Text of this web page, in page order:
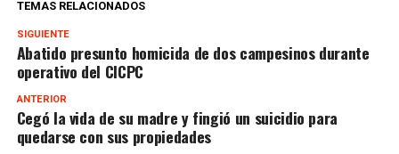
TEMAS RELACIONADOS
SIGUIENTE
Abatido presunto homicida de dos campesinos durante
operativo del CICPC
ANTERIOR
Cegó la vida de su madre y fingió un suicidio para
quedarse con sus propiedades